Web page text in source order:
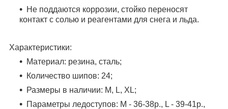
Не поддаются коррозии, стойко переносят
контакт с солью и реагентами для снега и льда.
Характеристики:
Материал: резина, сталь;
Количество шипов: 24;
Размеры в наличии: M, L, XL;
Параметры ледоступов: M - 36-38р., L - 39-41р.,